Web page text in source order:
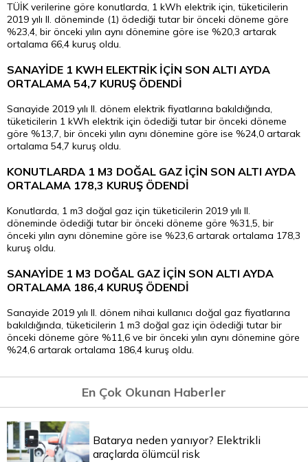
TÜİK verilerine göre konutlarda, 1 kWh elektrik için, tüketicilerin
2019 yılı II. döneminde (1) ödediği tutar bir önceki döneme göre
%23,4, bir önceki yılın aynı dönemine göre ise %20,3 artarak
ortalama 66,4 kuruş oldu.
SANAYİDE 1 KWH ELEKTRİK İÇİN SON ALTI AYDA
ORTALAMA 54,7 KURUŞ ÖDENDİ
Sanayide 2019 yılı II. dönem elektrik fiyatlarına bakıldığında,
tüketicilerin 1 kWh elektrik için ödediği tutar bir önceki döneme
göre %13,7, bir önceki yılın aynı dönemine göre ise %24,0 artarak
ortalama 54,7 kuruş oldu.
KONUTLARDA 1 M3 DOĞAL GAZ İÇİN SON ALTI AYDA
ORTALAMA 178,3 KURUŞ ÖDENDİ
Konutlarda, 1 m3 doğal gaz için tüketicilerin 2019 yılı II.
döneminde ödediği tutar bir önceki döneme göre %31,5, bir
önceki yılın aynı dönemine göre ise %23,6 artarak ortalama 178,3
kuruş oldu.
SANAYİDE 1 M3 DOĞAL GAZ İÇİN SON ALTI AYDA
ORTALAMA 186,4 KURUŞ ÖDENDİ
Sanayide 2019 yılı II. dönem nihai kullanıcı doğal gaz fiyatlarına
bakıldığında, tüketicilerin 1 m3 doğal gaz için ödediği tutar bir
önceki döneme göre %11,6 ve bir önceki yılın aynı dönemine göre
%24,6 artarak ortalama 186,4 kuruş oldu.
En Çok Okunan Haberler
Batarya neden yanıyor? Elektrikli
araçlarda ölümcül risk